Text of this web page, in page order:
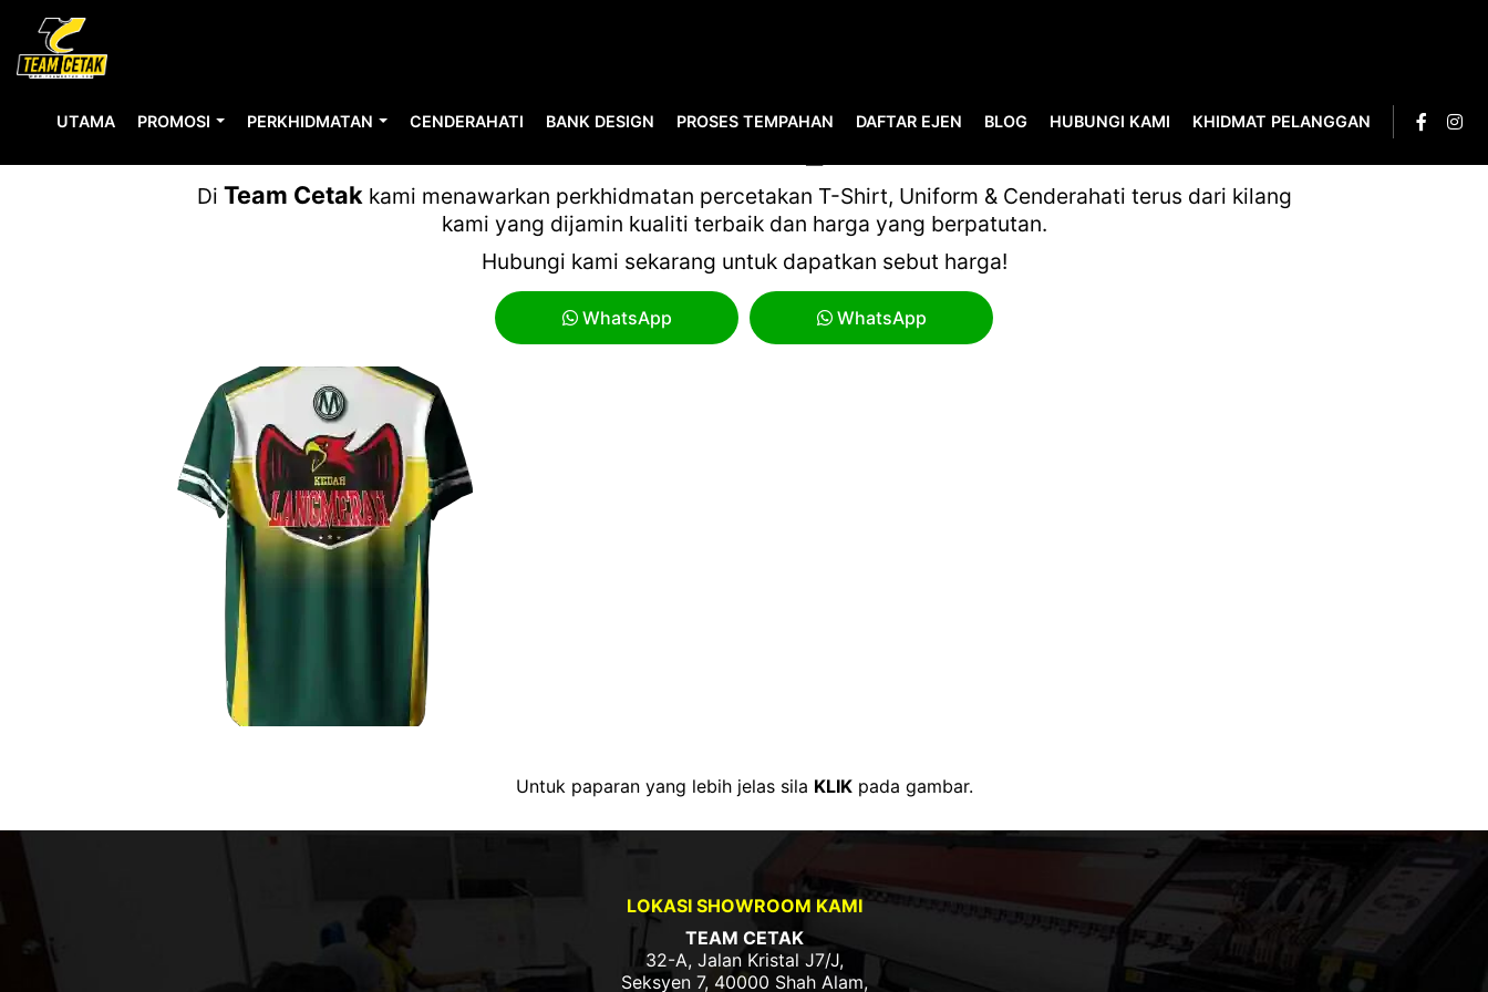
UTAMA PROMOSI PERKHIDMATAN CENDERAHATI BANK DESIGN PROSES TEMPAHAN DAFTAR EJEN BLOG HUBUNGI KAMI KHIDMAT PELANGGAN
Di Team Cetakkami menawarkan perkhidmatan percetakan T-Shirt, Uniform & Cenderahati terus dari kilang
kami yang dijamin kualiti terbaik dan harga yang berpatutan.
Hubungi kami sekarang untuk dapatkan sebut harga!
WhatsApp WhatsApp
Untuk paparan yang lebih jelas sila KLIKpada gambar.
LOKASI SHOWROOM KAMI
TEAM CETAK
32-A, Jalan Kristal J7/J,
Seksyen 7, 40000 Shah Alam,